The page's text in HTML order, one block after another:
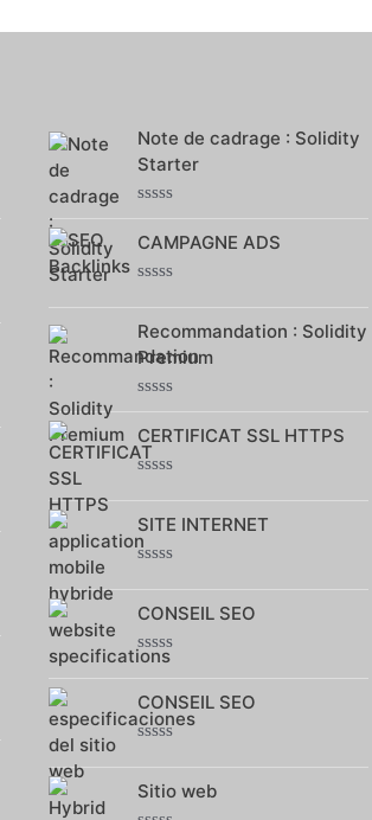
Note de cadrage : Solidity
Starter
0
sur
5
CAMPAGNE ADS
sur
5
Recommandation : Solidity
Premium
0
sur
5
CERTIFICAT SSL HTTPS
sur
5
SITE INTERNET
sur
CONSEIL SEO
Note
sur
5
CONSEIL SEO
sur
Sitio web